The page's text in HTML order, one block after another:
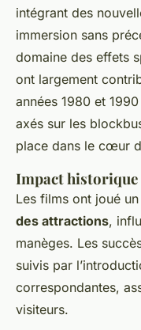
intégrant des
immersion sans
domaine des effets
ont largement
années 1980 et
axés sur les
place dans le cœur
Impact historique
Les films ont joué
des attractions,
manèges. Les
suivis par
correspondantes,
visiteurs.